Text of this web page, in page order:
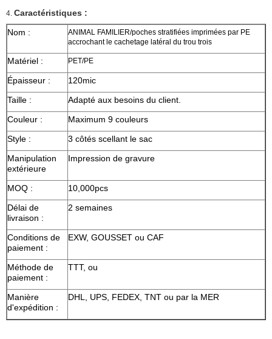
4. Caractéristiques :
Nom :
ANIMAL FAMILIER/poches stratifiées imprimées par PE
accrochant le cachetage latéral du trou trois
Matériel : PET/PE
Épaisseur :
120mic
Taille :
Adapté aux besoins du client.
Couleur :
Maximum 9 couleurs
Style :
3 côtés scellant le sac
Manipulation
extérieure
Impression de gravure
MOQ :
10,000pcs
Délai de
livraison :
2 semaines
Conditions de
paiement :
EXW, GOUSSET ou CAF
Méthode de
paiement :
TTT, ou
Manière
d'expédition :
DHL, UPS, FEDEX, TNT ou par la MER